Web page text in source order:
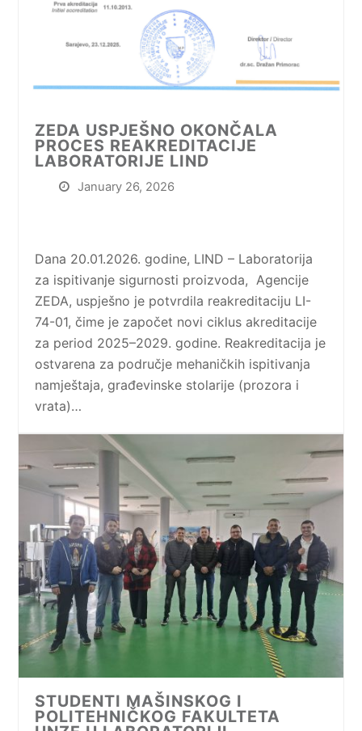
ZEDA USPJEŠNO OKONČALA
PROCES REAKREDITACIJE
LABORATORIJE LIND
January 26, 2026
Dana 20.01.2026. godine, LIND – Laboratorija
za ispitivanje sigurnosti proizvoda, Agencije
ZEDA, uspješno je potvrdila reakreditaciju LI-
74-01, čime je započet novi ciklus akreditacije
za period 2025–2029. godine. Reakreditacija je
ostvarena za područje mehaničkih ispitivanja
namještaja, građevinske stolarije (prozora i
vrata)…
STUDENTI MAŠINSKOG I
POLITEHNIČKOG FAKULTETA